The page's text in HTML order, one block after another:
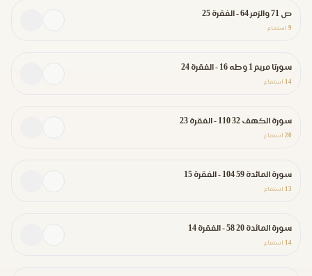
ص 71 والزمر 64 - الفقرة 25
9 استماع
سورتا مريم 1 وطه 16 - الفقرة 24
14 استماع
سورة الكهف 32 110 - الفقرة 23
20 استماع
سورة المائدة 59 104 - الفقرة 15
13 استماع
سورة المائدة 20 58 - الفقرة 14
14 استماع